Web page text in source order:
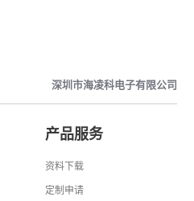
深圳市海凌科电子有限公司
产品服务
资料下载
定制申请